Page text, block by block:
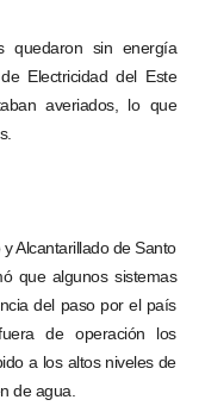
quedaron sin energía
Electricidad del Este
averiados, lo que
Alcantarillado de Santo
que algunos sistemas
del paso por el país
de operación los
a los altos niveles de
de agua.